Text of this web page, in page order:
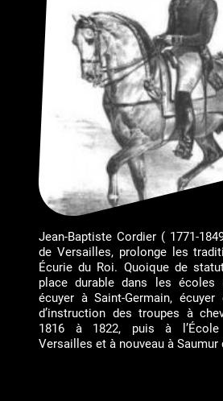
Jean-Baptiste Cordier ( 1771-
de Versailles, prolonge les
Écurie du Roi. Quoique de
place durable dans les écoles
écuyer à Saint-Germain,
d’instruction des troupes à
1816 à 1822, puis à l’École
Versailles et à nouveau à Saumur